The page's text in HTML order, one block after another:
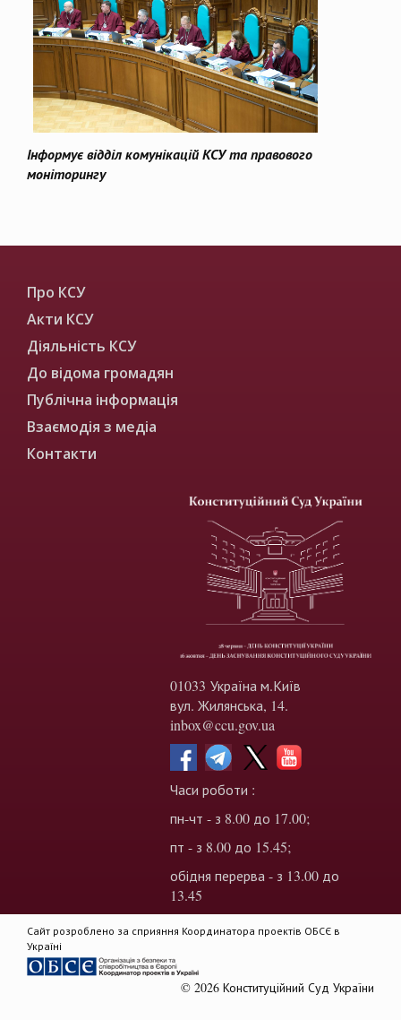
Інформує відділ комунікацій КСУ та правового
моніторингу
Про КСУ
Акти КСУ
Діяльність КСУ
До відома громадян
Публічна інформація
Взаємодія з медіа
Контакти
01033 Україна м.Київ
вул. Жилянська, 14.
inbox@ccu.gov.ua
Часи роботи :
пн-чт - з 8.00 до 17.00;
пт - з 8.00 до 15.45;
обідня перерва - з 13.00 до
13.45
Сайт розроблено за сприяння Координатора проектів ОБСЄ в
Україні
© 2026 Конституційний Суд України